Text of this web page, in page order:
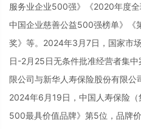
服务业企业500强》《2020年度
中国企业慈善公益500强榜单》《
奖》等。2024年3月7日，国家市
日-2月25日无条件批准经营者集
限公司与新华人寿保险股份有限公
2024年6月19日，中国人寿保险
500最具价值品牌》第5位，品牌